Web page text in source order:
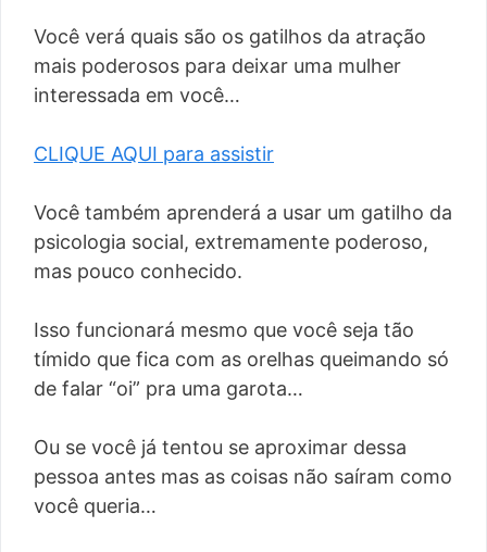
Você verá quais são os gatilhos da atração
mais poderosos para deixar uma mulher
interessada em você…
CLIQUE AQUI para assistir
Você também aprenderá a usar um gatilho da
psicologia social, extremamente poderoso,
mas pouco conhecido.
Isso funcionará mesmo que você seja tão
tímido que fica com as orelhas queimando só
de falar “oi” pra uma garota…
Ou se você já tentou se aproximar dessa
pessoa antes mas as coisas não saíram como
você queria…